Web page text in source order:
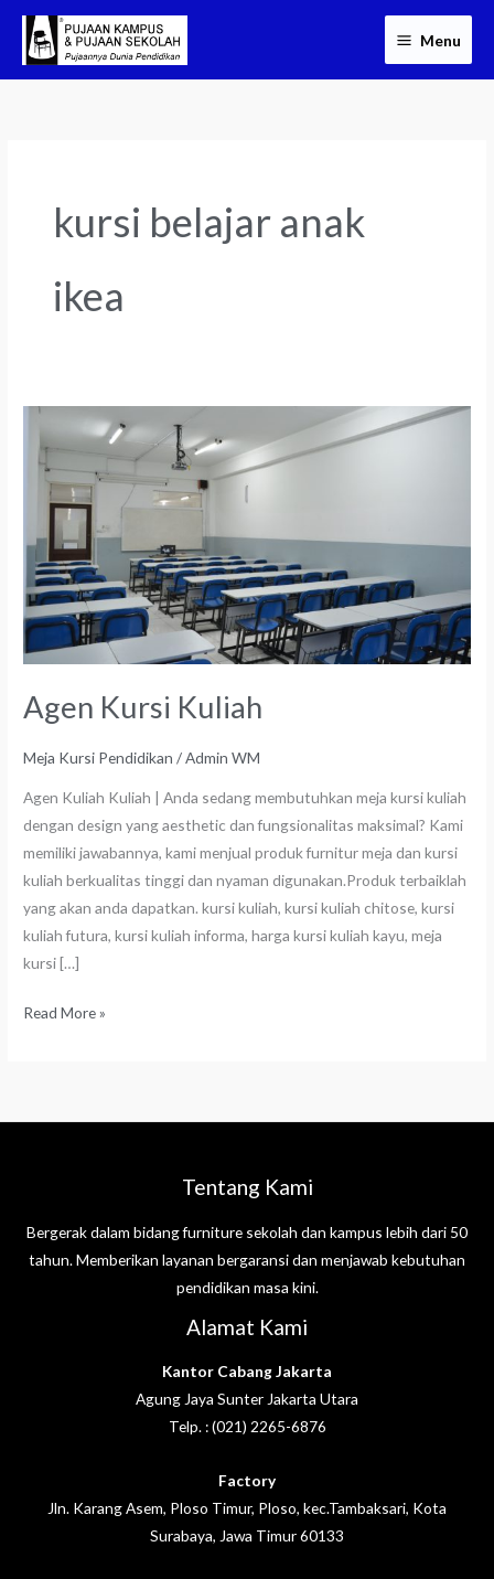
Skip
content
Menu
kursi belajar anak
ikea
Agen Kursi Kuliah
Meja Kursi Pendidikan /Admin WM
Agen Kuliah Kuliah | Anda sedang membutuhkan meja kursi kuliah
dengan design yang aesthetic dan fungsionalitas maksimal? Kami
memiliki jawabannya, kami menjual produk furnitur meja dan kursi
kuliah berkualitas tinggi dan nyaman digunakan.Produk terbaiklah
yang akan anda dapatkan. kursi kuliah, kursi kuliah chitose, kursi
kuliah futura, kursi kuliah informa, harga kursi kuliah kayu, meja
kursi […]
Agen
Kursi
Kuliah
Read More »
Tentang Kami
Bergerak dalam bidang furniture sekolah dan kampus lebih dari 50
tahun. Memberikan layanan bergaransi dan menjawab kebutuhan
pendidikan masa kini.
Alamat Kami
Kantor Cabang Jakarta
Agung Jaya Sunter Jakarta Utara
Telp. : (021) 2265-6876
Factory
Jln. Karang Asem, Ploso Timur, Ploso, kec.Tambaksari, Kota
Surabaya, Jawa Timur 60133